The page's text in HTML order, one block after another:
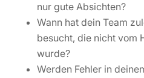
nur gute Absichten?
Wann hat dein Team
besucht, die nicht vom
wurde?
Werden Fehler in